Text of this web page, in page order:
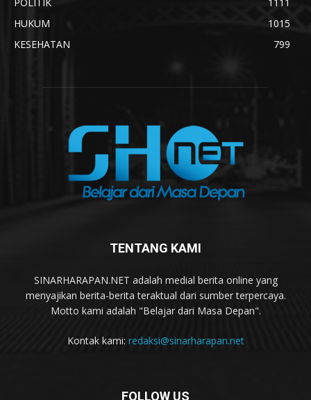
HUKUM
1015
KESEHATAN
799
TENTANG KAMI
SINARHARAPAN.NET adalah medial berita online yang
menyajikan berita-berita teraktual dari sumber terpercaya.
Motto kami adalah "Belajar dari Masa Depan".
Kontak kami: redaksi@sinarharapan.net
FOLLOW US